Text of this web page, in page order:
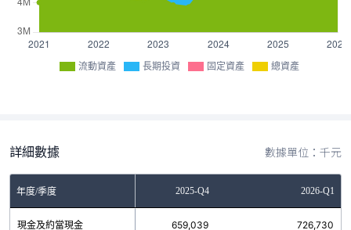
流動資產 長期投資 固定資產 總資產
詳細數據 數據單位：千元
年度/季度2025-Q3 2025-Q4 2026-Q1
現金及約當現金
805,822 659,039 726,730